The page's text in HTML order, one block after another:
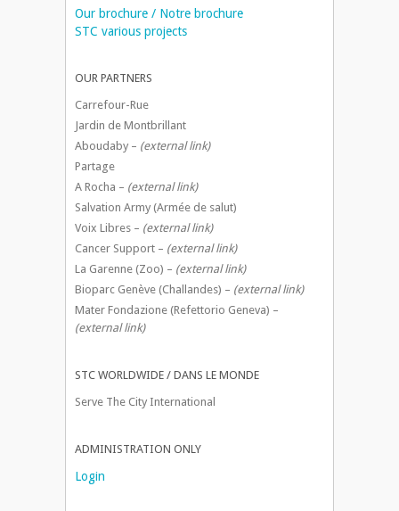
Our brochure / Notre brochure
STC various projects
OUR PARTNERS
Carrefour-Rue
Jardin de Montbrillant
Aboudaby – (external link)
Partage
A Rocha – (external link)
Salvation Army (Armée de salut)
Voix Libres – (external link)
Cancer Support – (external link)
La Garenne (Zoo) – (external link)
Bioparc Genève (Challandes) – (external link)
Mater Fondazione (Refettorio Geneva) –
(external link)
STC WORLDWIDE / DANS LE MONDE
Serve The City International
ADMINISTRATION ONLY
Login